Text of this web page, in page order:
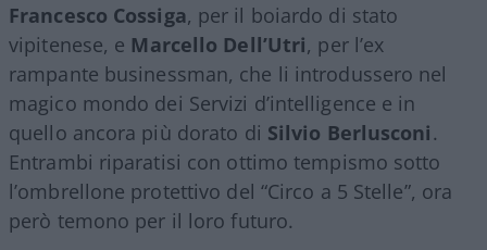
Francesco Cossiga, per il boiardo di stato
vipitenese, e Marcello Dell’Utri, per l’ex
rampante businessman, che li introdussero nel
magico mondo dei Servizi d’intelligence e in
quello ancora più dorato di Silvio Berlusconi.
Entrambi riparatisi con ottimo tempismo sotto
l’ombrellone protettivo del “Circo a 5 Stelle”, ora
però temono per il loro futuro.